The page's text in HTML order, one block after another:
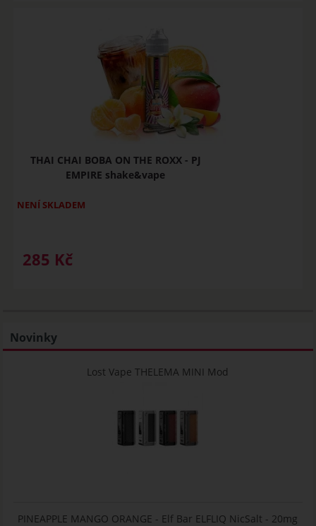
THAI CHAI BOBA ON THE ROXX - PJ
EMPIRE shake&vape
NENÍ SKLADEM
285 Kč
Novinky
Lost Vape THELEMA MINI Mod
PINEAPPLE MANGO ORANGE - Elf Bar ELFLIQ NicSalt - 20mg